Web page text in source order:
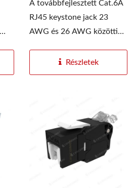
A továbbfejlesztett Cat.6A
RJ45 keystone jack 23
AWG és 26 AWG közötti
Részletek